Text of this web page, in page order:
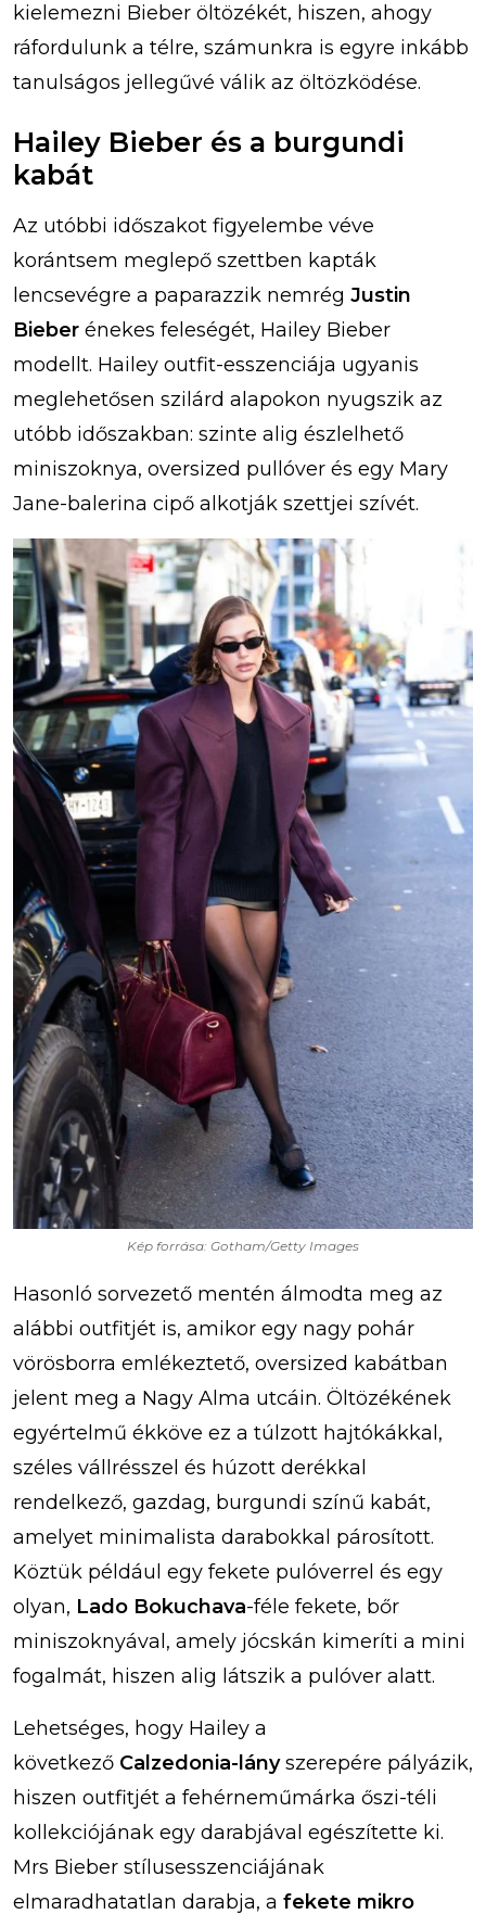
kielemezni Bieber öltözékét, hiszen, ahogy
ráfordulunk a télre, számunkra is egyre inkább
tanulságos jellegűvé válik az öltözködése.
Hailey Bieber és a burgundi
kabát
Az utóbbi időszakot figyelembe véve
korántsem meglepő szettben kapták
lencsevégre a paparazzik nemrég Justin
Bieber énekes feleségét, Hailey Bieber
modellt. Hailey outfit-esszenciája ugyanis
meglehetősen szilárd alapokon nyugszik az
utóbb időszakban: szinte alig észlelhető
miniszoknya, oversized pullóver és egy Mary
Jane-balerina cipő alkotják szettjei szívét.
Kép forrása: Gotham/Getty Images
Hasonló sorvezető mentén álmodta meg az
alábbi outfitjét is, amikor egy nagy pohár
vörösborra emlékeztető, oversized kabátban
jelent meg a Nagy Alma utcáin. Öltözékének
egyértelmű ékköve ez a túlzott hajtókákkal,
széles vállrésszel és húzott derékkal
rendelkező, gazdag, burgundi színű kabát,
amelyet minimalista darabokkal párosított.
Köztük például egy fekete pulóverrel és egy
olyan, Lado Bokuchava-féle fekete, bőr
miniszoknyával, amely jócskán kimeríti a mini
fogalmát, hiszen alig látszik a pulóver alatt.
Lehetséges, hogy Hailey a
következő Calzedonia-lányszerepére pályázik,
hiszen outfitjét a fehérneműmárka őszi-téli
kollekciójának egy darabjával egészítette ki.
Mrs Bieber stílusesszenciájának
elmaradhatatlan darabja, a fekete mikro